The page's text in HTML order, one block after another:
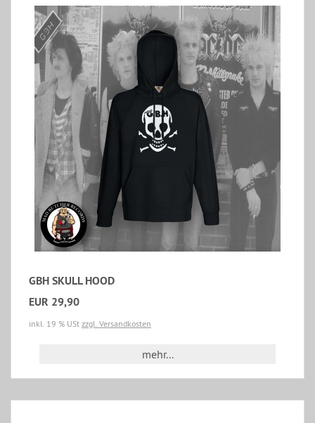
GBH SKULL HOOD
EUR 29,90
inkl. 19 % USt zzgl. Versandkosten
mehr...